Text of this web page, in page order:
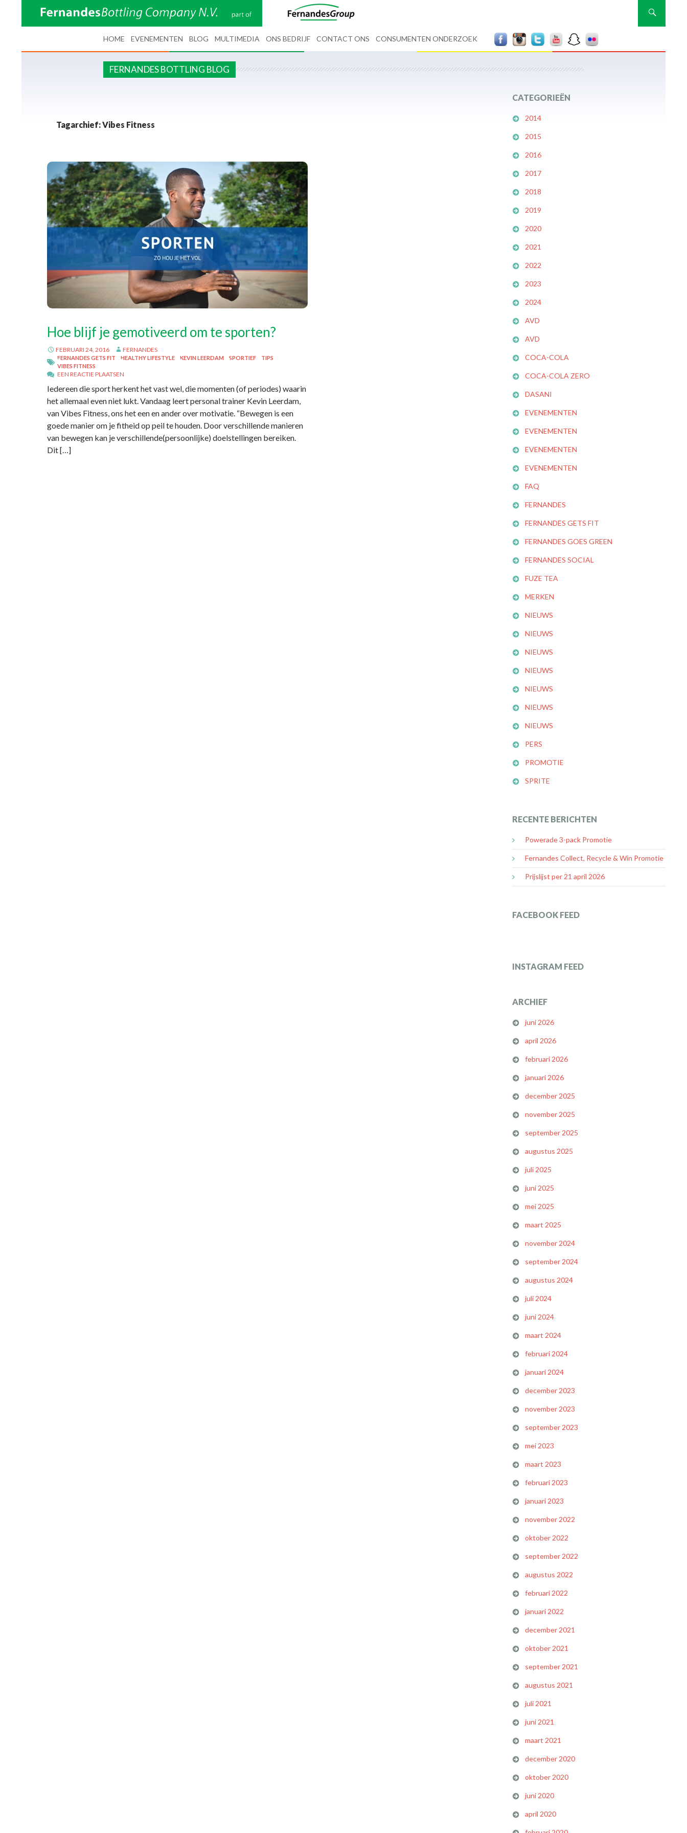
Zoeken
HOME EVENEMENTEN BLOG MULTIMEDIA ONS BEDRIJF CONTACT ONS CONSUMENTEN ONDERZOEK
FERNANDES BOTTLING BLOG
Tagarchief: Vibes Fitness
Hoe blijf je gemotiveerd om te sporten?
FEBRUARI 24, 2016 FERNANDES
FERNANDES GETS FIT HEALTHY LIFESTYLE KEVIN LEERDAM SPORTIEF
TIPS
VIBES FITNESS
EEN REACTIE PLAATSEN
Iedereen die sport herkent het vast wel, die momenten (of periodes) waarin
het allemaal even niet lukt. Vandaag leert personal trainer Kevin Leerdam,
van Vibes Fitness, ons het een en ander over motivatie. “Bewegen is een
goede manier om je fitheid op peil te houden. Door verschillende manieren
van bewegen kan je verschillende(persoonlijke) doelstellingen bereiken.
Dit […]
CATEGORIEËN
2014
2015
2016
2017
2018
2019
2020
2021
2022
2023
2024
AVD
AVD
COCA-COLA
COCA-COLA ZERO
DASANI
EVENEMENTEN
EVENEMENTEN
EVENEMENTEN
EVENEMENTEN
FAQ
FERNANDES
FERNANDES GETS FIT
FERNANDES GOES GREEN
FERNANDES SOCIAL
FUZE TEA
MERKEN
NIEUWS
NIEUWS
NIEUWS
NIEUWS
NIEUWS
NIEUWS
NIEUWS
PERS
PROMOTIE
SPRITE
RECENTE BERICHTEN
Powerade 3-pack Promotie
Fernandes Collect, Recycle & Win Promotie
Prijslijst per 21 april 2026
FACEBOOK FEED
INSTAGRAM FEED
ARCHIEF
juni 2026
april 2026
februari 2026
januari 2026
december 2025
november 2025
september 2025
augustus 2025
juli 2025
juni 2025
mei 2025
maart 2025
november 2024
september 2024
augustus 2024
juli 2024
juni 2024
maart 2024
februari 2024
januari 2024
december 2023
november 2023
september 2023
mei 2023
maart 2023
februari 2023
januari 2023
november 2022
oktober 2022
september 2022
augustus 2022
februari 2022
januari 2022
december 2021
oktober 2021
september 2021
augustus 2021
juli 2021
juni 2021
maart 2021
december 2020
oktober 2020
juni 2020
april 2020